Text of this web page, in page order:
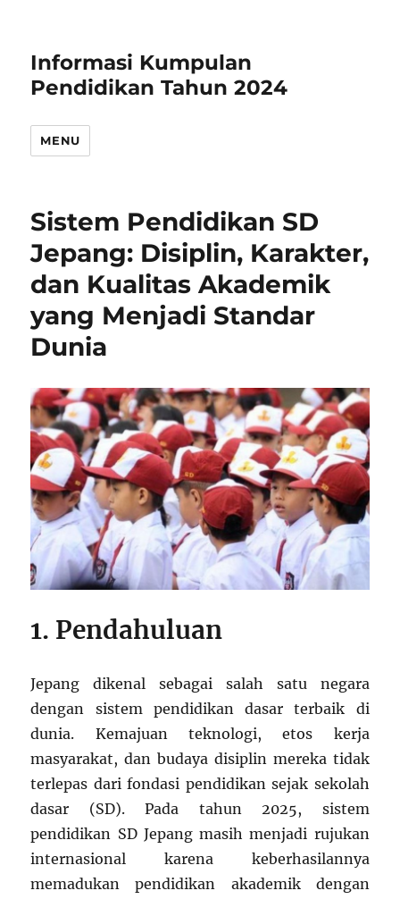
Informasi Kumpulan
Pendidikan Tahun 2024
MENU
Sistem Pendidikan SD
Jepang: Disiplin, Karakter,
dan Kualitas Akademik
yang Menjadi Standar
Dunia
1. Pendahuluan
Jepang dikenal sebagai salah satu negara
dengan sistem pendidikan dasar terbaik di
dunia. Kemajuan teknologi, etos kerja
masyarakat, dan budaya disiplin mereka tidak
terlepas dari fondasi pendidikan sejak sekolah
dasar (SD). Pada tahun 2025, sistem
pendidikan SD Jepang masih menjadi rujukan
internasional karena keberhasilannya
memadukan pendidikan akademik dengan